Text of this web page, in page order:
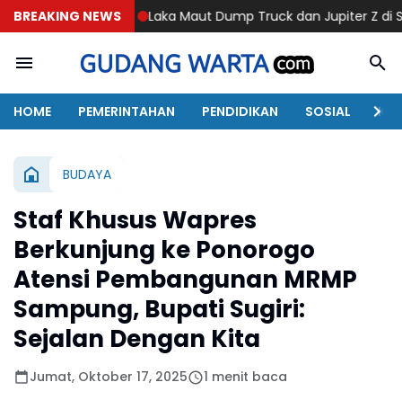
BREAKING NEWS
Laka Maut Dump Truck dan Jupiter Z di Sawoo
HOME PEMERINTAHAN PENDIDIKAN SOSIAL
BUDAYA
Staf Khusus Wapres
Berkunjung ke Ponorogo
Atensi Pembangunan MRMP
Sampung, Bupati Sugiri:
Sejalan Dengan Kita
Jumat, Oktober 17, 2025 1 menit baca